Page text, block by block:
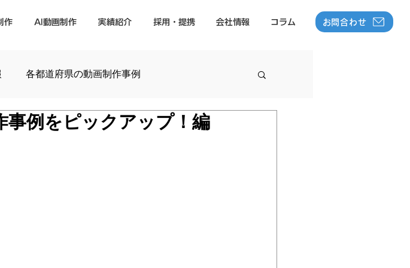
作 AI動画制作 実績紹介 採用・提携 会社情報 コラム お問合わせ
各都道府県の動画制作事例
事例をピックアップ！編